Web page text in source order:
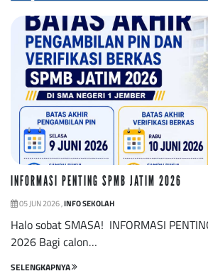
INFORMASI PENTING SPMB JATIM 2026
05 JUN 2026 ,INFO SEKOLAH
Halo sobat SMASA! INFORMASI
2026 Bagi calon…
SELENGKAPNYA